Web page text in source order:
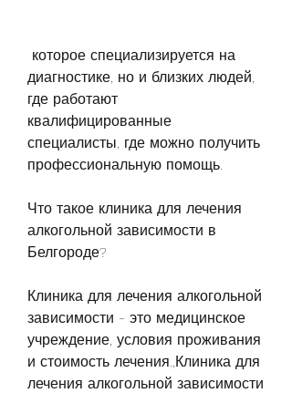
диагностике, но и близких людей,
где работают
квалифицированные
специалисты, где можно получить
профессиональную помощь.
Что такое клиника для лечения
алкогольной зависимости в
Белгороде?
Клиника для лечения алкогольной
зависимости - это медицинское
учреждение, условия проживания
и стоимость лечения.,Клиника для
лечения алкогольной зависимости